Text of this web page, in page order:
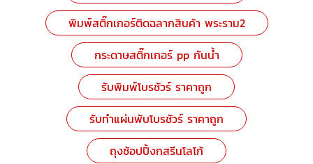
พิมพ์สติ๊กเกอร์ติดฉลากสินค้า พระราม2
กระดาษสติ๊กเกอร์ pp กันน้ำ
รับพิมพ์โบรชัวร์ ราคาถูก
รับทำแผ่นพับโบรชัวร์ ราคาถูก
ถุงช้อปปิ้งกสรีนโลโก้